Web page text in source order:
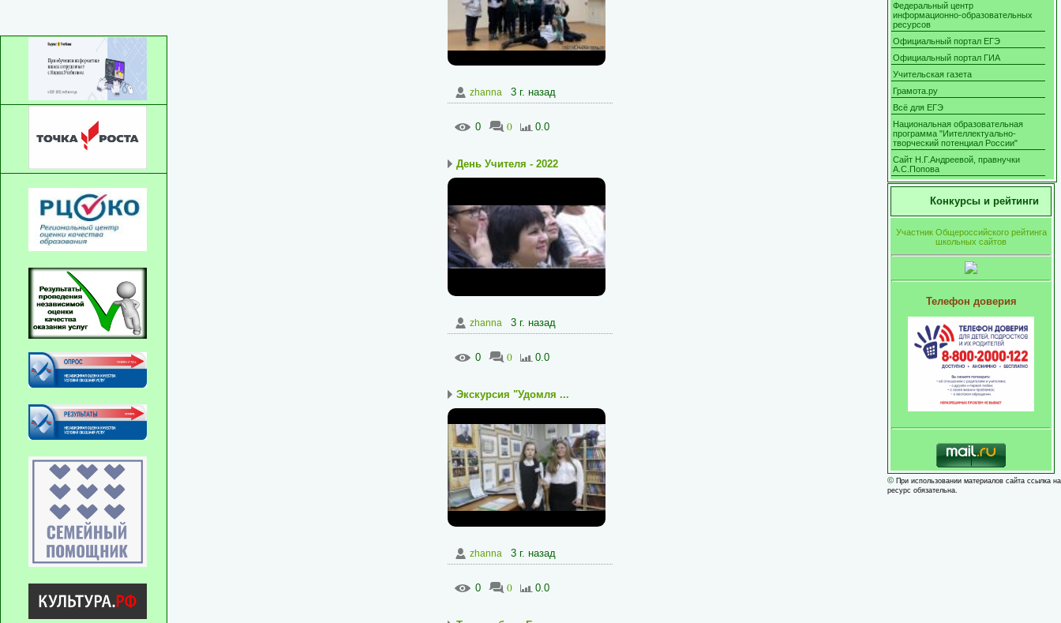
zhanna 3 г. назад
0 0 0.0
День Учителя - 2022
zhanna 3 г. назад
0 0 0.0
Экскурсия "Удомля ...
zhanna 3 г. назад
0 0 0.0
Федеральный центр
информационно-образовательных
ресурсов
Официальный портал ЕГЭ
Официальный портал ГИА
Учительская газета
Грамота.ру
Всё для ЕГЭ
Национальная образовательная
программа "Иителлектуально-
творческий потенциал России"
Сайт Н.Г.Андреевой, правнучки
А.С.Попова
Конкурсы и рейтинги
Участник Общероссийского рейтинга
школьных сайтов
Телефон доверия
© При использовании материалов сайта ссылка на
ресурс обязательна.